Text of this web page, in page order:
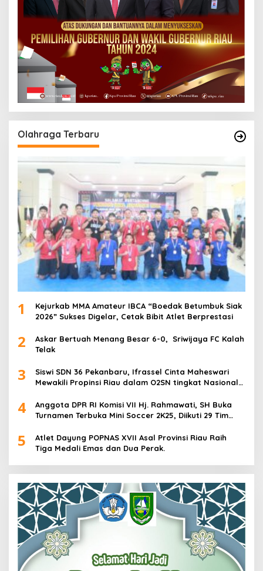
Olahraga Terbaru
1
Kejurkab MMA Amateur IBCA “Boedak Betumbuk Siak
2026” Sukses Digelar, Cetak Bibit Atlet Berprestasi
2
Askar Bertuah Menang Besar 6-0, Sriwijaya FC Kalah
Telak
3
Siswi SDN 36 Pekanbaru, Ifrassel Cinta Maheswari
Mewakili Propinsi Riau dalam O2SN tingkat Nasional
4
Anggota DPR RI Komisi VII Hj. Rahmawati, SH Buka
Turnamen Terbuka Mini Soccer 2K25, Diikuti 29 Tim
5
Atlet Dayung POPNAS XVII Asal Provinsi Riau Raih
Tiga Medali Emas dan Dua Perak.